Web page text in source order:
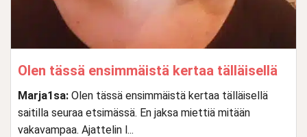
Olen tässä ensimmäistä kertaa tälläisellä
Marja1sa: Olen tässä ensimmäistä kertaa tälläisellä
saitilla seuraa etsimässä. En jaksa miettiä mitään
vakavampaa. Ajattelin l...